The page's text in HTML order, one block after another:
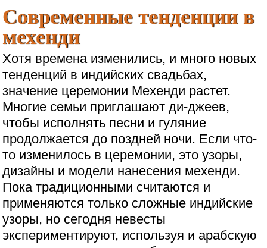
Современные тенденции в
мехенди
Хотя времена изменились, и много новых
тенденций в индийских свадьбах,
значение церемонии Мехенди растет.
Многие семьи приглашают ди-джеев,
чтобы исполнять песни и гуляние
продолжается до поздней ночи. Если что-
то изменилось в церемонии, это узоры,
дизайны и модели нанесения мехенди.
Пока традиционными считаются и
применяются только сложные индийские
узоры, но сегодня невесты
экспериментируют, используя и арабскую